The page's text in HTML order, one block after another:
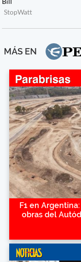
MÁS EN
F1 en
obras del